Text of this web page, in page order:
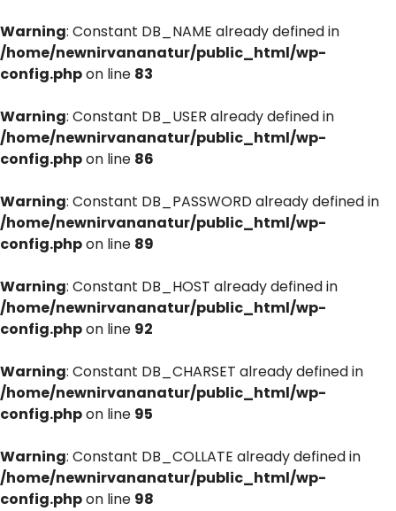
Warning: Constant DB_NAME already defined in
/home/newnirvananatur/public_html/wp-
config.phpon line 83
Warning: Constant DB_USER already defined in
/home/newnirvananatur/public_html/wp-
config.phpon line 86
Warning: Constant DB_PASSWORD already defined in
/home/newnirvananatur/public_html/wp-
config.phpon line 89
Warning: Constant DB_HOST already defined in
/home/newnirvananatur/public_html/wp-
config.phpon line 92
Warning: Constant DB_CHARSET already defined in
/home/newnirvananatur/public_html/wp-
config.phpon line 95
Warning: Constant DB_COLLATE already defined in
/home/newnirvananatur/public_html/wp-
config.phpon line 98